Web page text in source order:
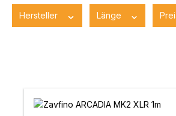
Hersteller Länge